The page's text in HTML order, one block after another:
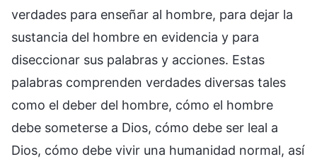
verdades para enseñar al hombre, para dejar la
sustancia del hombre en evidencia y para
diseccionar sus palabras y acciones. Estas
palabras comprenden verdades diversas tales
como el deber del hombre, cómo el hombre
debe someterse a Dios, cómo debe ser leal a
Dios, cómo debe vivir una humanidad normal, así